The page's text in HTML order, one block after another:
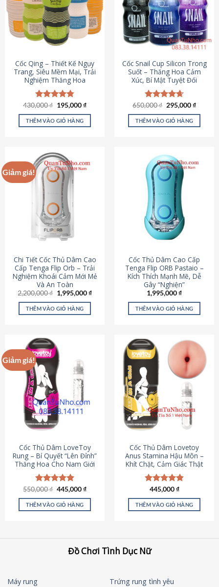
Cốc Qing – Thiết Kế Ngụy
Trang, Siêu Mềm Mại, Trải
Nghiệm Thăng Hoa
Được xếp
hạng4.78
5 sao
430,000₫ Giá
là:
430,000 ₫.
195,000₫Giá
tại
THÊM VÀO GIỎ HÀNG
Cốc Snail Cup Silicon Trong
Suốt – Thăng Hoa Cảm
Xúc, Bí Mật Tuyệt Đối
Được xếp
hạng4.69
5 sao
650,000₫ Giá
là:
650,000 ₫.
295,000₫Giá
tại
THÊM VÀO GIỎ HÀNG
Giảm giá!
Chi Tiết Cốc Thủ Dâm Cao
Cấp Tenga Flip Orb – Trải
Nghiệm Khoái Cảm Mới Mẻ
Và An Toàn
2,200,000₫ Giá
gốc
là:
2,200,000 ₫.
1,995,000₫Giá
THÊM VÀO GIỎ HÀNG
Cốc Thủ Dâm Cao Cấp
Tenga Flip ORB Pastaio –
Kích Thích Mạnh Mẽ, Dễ
Gây “Nghiện”
1,995,000₫
THÊM VÀO GIỎ HÀNG
Giảm giá!
Cốc Thủ Dâm LoveToy
Rung – Bí Quyết “Lên Đỉnh”
Thăng Hoa Cho Nam Giới
Được xếp
hạng5.00
5 sao
550,000₫ Giá
là:
550,000 ₫.
445,000₫Giá
tại
THÊM VÀO GIỎ HÀNG
Cốc Thủ Dâm Lovetoy
Anus Stamina Hậu Môn –
Khít Chặt, Cảm Giác Thật
Được xếp
hạng4.84
5 sao
445,000₫
THÊM VÀO GIỎ HÀNG
Đồ Chơi Tình Dục Nữ
Máy rung
Trứng rung tình yêu